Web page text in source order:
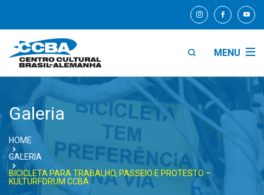
MENU
Galeria
HOME
GALERIA
BICICLETA PARA TRABALHO, PASSEIO E PROTESTO –
KULTURFORUM CCBA